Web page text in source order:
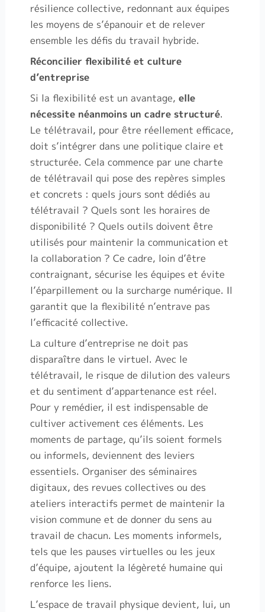
résilience collective, redonnant aux équipes
les moyens de s’épanouir et de relever
ensemble les défis du travail hybride.
Réconcilier flexibilité et culture
d’entreprise
Si la flexibilité est un avantage,elle
nécessite néanmoins un cadre structuré.
Le télétravail, pour être réellement efficace,
doit s’intégrer dans une politique claire et
structurée. Cela commence par une charte
de télétravail qui pose des repères simples
et concrets : quels jours sont dédiés au
télétravail ? Quels sont les horaires de
disponibilité ? Quels outils doivent être
utilisés pour maintenir la communication et
la collaboration ? Ce cadre, loin d’être
contraignant, sécurise les équipes et évite
l’éparpillement ou la surcharge numérique. Il
garantit que la flexibilité n’entrave pas
l’efficacité collective.
La culture d’entreprise ne doit pas
disparaître dans le virtuel. Avec le
télétravail, le risque de dilution des valeurs
et du sentiment d’appartenance est réel.
Pour y remédier, il est indispensable de
cultiver activement ces éléments. Les
moments de partage, qu’ils soient formels
ou informels, deviennent des leviers
essentiels. Organiser des séminaires
digitaux, des revues collectives ou des
ateliers interactifs permet de maintenir la
vision commune et de donner du sens au
travail de chacun. Les moments informels,
tels que les pauses virtuelles ou les jeux
d’équipe, ajoutent la légèreté humaine qui
renforce les liens.
L’espace de travail physique devient, lui, un